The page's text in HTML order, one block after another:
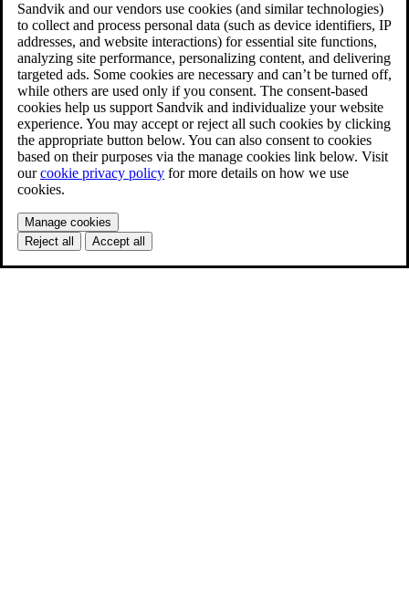
Sandvik and our vendors use cookies (and similar technologies)
to collect and process personal data (such as device identifiers, IP
addresses, and website interactions) for essential site functions,
analyzing site performance, personalizing content, and delivering
targeted ads. Some cookies are necessary and can’t be turned off,
while others are used only if you consent. The consent-based
cookies help us support Sandvik and individualize your website
experience. You may accept or reject all such cookies by clicking
the appropriate button below. You can also consent to cookies
based on their purposes via the manage cookies link below. Visit
ourcookie privacy policy for more details on how we use
cookies.
Manage cookies
Reject all
Accept all